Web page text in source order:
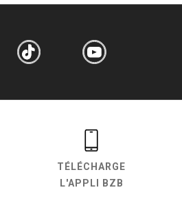
TÉLÉCHARGE
L'APPLI BZB